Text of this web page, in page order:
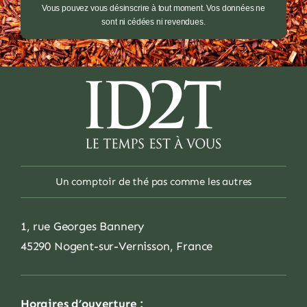
Vous pouvez vous désinscrire à tout moment. Vos données ne
sont ni cédées ni revendues.
Un comptoir de thé pas comme les autres
1, rue Georges Bannery
45290 Nogent-sur-Vernisson, France
Horaires d’ouverture :